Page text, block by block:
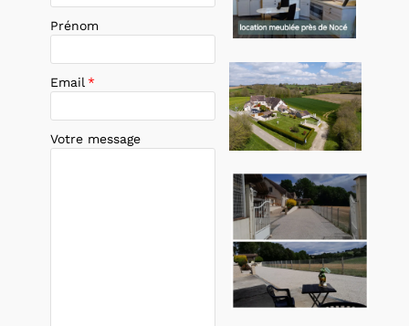
location meublée mortagne
au perche 61
Prénom
Email *
Votre message